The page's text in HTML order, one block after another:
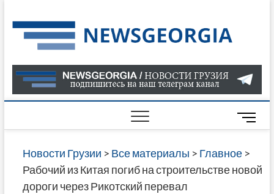
to
content
О
В
ГРУЗИИ
САЙТЕ
M
e
n
u
Новости Грузии > Все материалы > Главное>
Рабочий из Китая погиб на строительстве новой
дороги через Рикотский перевал